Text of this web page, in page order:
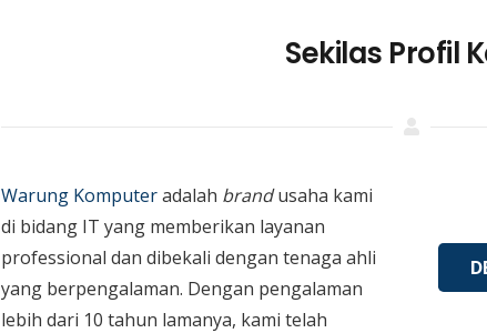
Sekilas Profil
Warung Komputeradalah brandusaha kami
di bidang IT yang memberikan layanan
professional dan dibekali dengan tenaga ahli
yang berpengalaman. Dengan pengalaman
lebih dari 10 tahun lamanya, kami telah